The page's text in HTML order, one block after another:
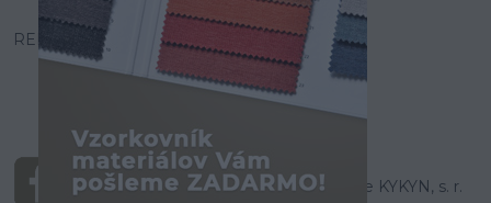
REKLAMAČNÝ PORIADOK
© Všetky práva vyhradené pre KYKYN, s. r.